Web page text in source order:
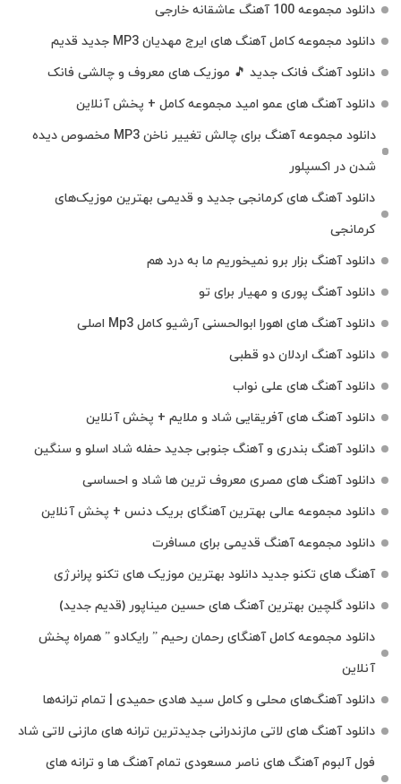
دانلود مجموعه 100 آهنگ عاشقانه خارجی
دانلود مجموعه کامل آهنگ های ایرج مهدیان MP3 جدید قدیم
دانلود آهنگ فانک جدید 🎵 موزیک‌ های معروف و چالشی فانک
دانلود آهنگ های عمو امید مجموعه کامل + پخش آنلاین
دانلود مجموعه آهنگ برای چالش تغییر ناخن MP3 مخصوص دیده
شدن در اکسپلور
دانلود آهنگ‌ های کرمانجی جدید و قدیمی بهترین موزیک‌های
کرمانجی
دانلود آهنگ بزار برو نمیخوریم ما به درد هم
دانلود آهنگ پوری و مهیار برای تو
دانلود آهنگ های اهورا ابوالحسنی آرشیو کامل Mp3 اصلی
دانلود آهنگ اردلان دو قطبی
دانلود آهنگ های علی نواب
دانلود آهنگ های آفریقایی شاد و ملایم + پخش آنلاین
دانلود آهنگ بندری و آهنگ جنوبی جدید حفله شاد اسلو و سنگین
دانلود آهنگ های مصری معروف ترین ها شاد و احساسی
دانلود مجموعه عالی بهترین آهنگای بریک دنس + پخش آنلاین
دانلود مجموعه آهنگ قدیمی برای مسافرت
آهنگ های تکنو جدید دانلود بهترین موزیک های تکنو پرانرژی
دانلود گلچین بهترین آهنگ های حسین میناپور (قدیم جدید)
دانلود مجموعه کامل آهنگای رحمان رحیم ” رایکادو ” همراه پخش
آنلاین
دانلود آهنگ‌های محلی و کامل سید هادی حمیدی | تمام ترانه‌ها
دانلود آهنگ‌ های لاتی مازندرانی جدیدترین ترانه های مازنی لاتی شاد
فول آلبوم آهنگ‌ های ناصر مسعودی تمام آهنگ‌ ها و ترانه‌ های